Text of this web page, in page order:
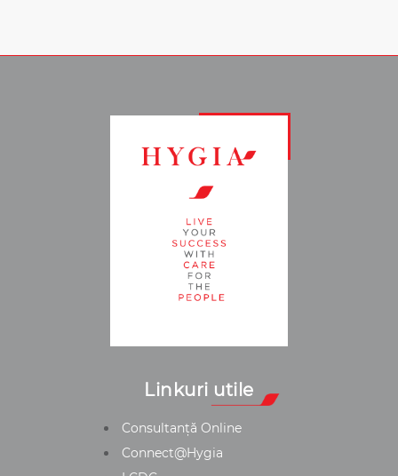
Linkuri utile
Consultanță Online
Connect@Hygia